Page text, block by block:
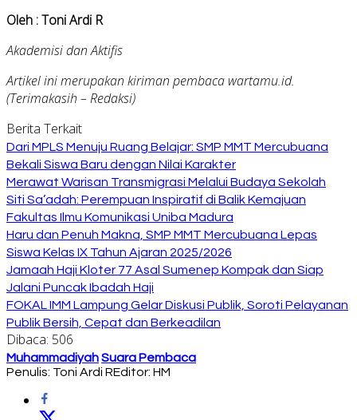
Oleh : Toni Ardi R
Akademisi dan Aktifis
Artikel ini merupakan kiriman pembaca wartamu.id.
(Terimakasih – Redaksi)
Berita Terkait
Dari MPLS Menuju Ruang Belajar: SMP MMT Mercubuana
Bekali Siswa Baru dengan Nilai Karakter
Merawat Warisan Transmigrasi Melalui Budaya Sekolah
Siti Sa’adah: Perempuan Inspiratif di Balik Kemajuan
Fakultas Ilmu Komunikasi Uniba Madura
Haru dan Penuh Makna, SMP MMT Mercubuana Lepas
Siswa Kelas IX Tahun Ajaran 2025/2026
Jamaah Haji Kloter 77 Asal Sumenep Kompak dan Siap
Jalani Puncak Ibadah Haji
FOKAL IMM Lampung Gelar Diskusi Publik, Soroti Pelayanan
Publik Bersih, Cepat dan Berkeadilan
Dibaca: 506
MuhammadiyahSuara Pembaca
Penulis: Toni Ardi REditor: HM